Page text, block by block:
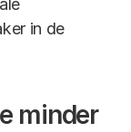
in de
minder